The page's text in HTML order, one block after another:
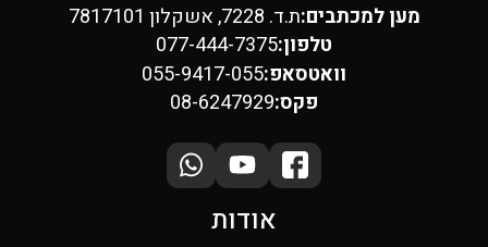
מען למכתבים:ת.ד. 7228, אשקלון 7817101
טלפון:077-444-7375
וואטסאפ:055-9417-055
פקס:08-6247929
אודות